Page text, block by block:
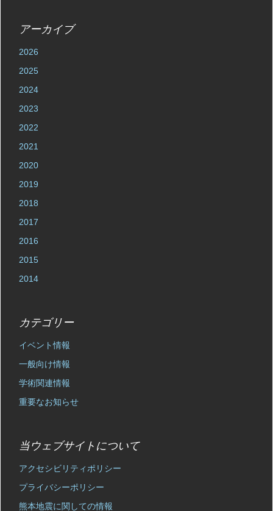
アーカイブ
2026
2025
2024
2023
2022
2021
2020
2019
2018
2017
2016
2015
2014
カテゴリー
イベント情報
一般向け情報
学術関連情報
重要なお知らせ
当ウェブサイトについて
アクセシビリティポリシー
プライバシーポリシー
熊本地震に関しての情報